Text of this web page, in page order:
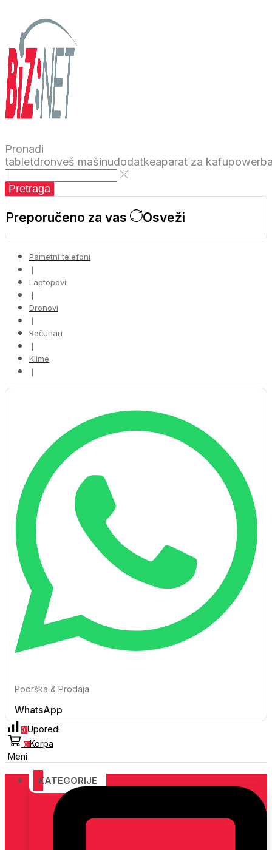
Pronađi
tabletdronveš mašinudodatkeaparat za kafu
Pretraga
Preporučeno za vas Osveži
Pametni telefoni
❘
Laptopovi
❘
Dronovi
❘
Računari
❘
Klime
❘
Podrška & Prodaja
WhatsApp
0 Uporedi
0 Korpa
Meni
KATEGORIJE